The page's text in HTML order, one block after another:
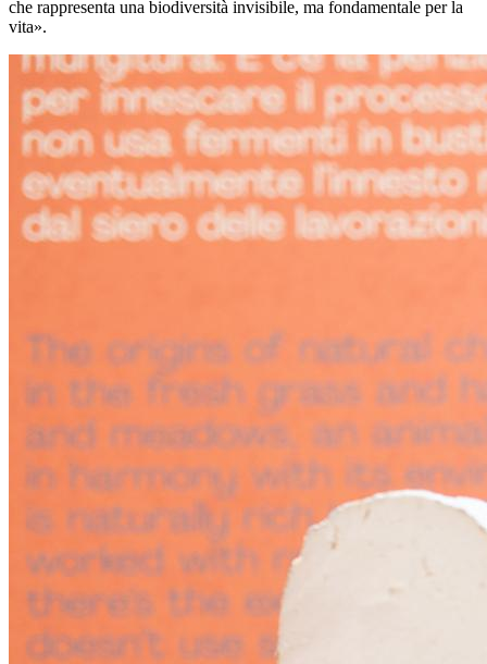
che rappresenta una biodiversità invisibile, ma fondamentale per la
vita».